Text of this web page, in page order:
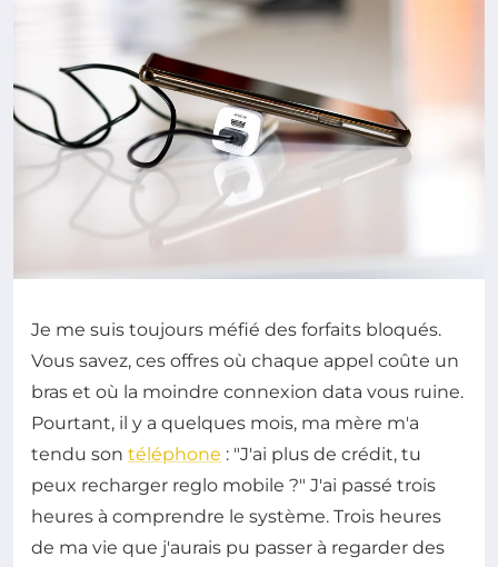
Je me suis toujours méfié des forfaits bloqués.
Vous savez, ces offres où chaque appel coûte un
bras et où la moindre connexion data vous ruine.
Pourtant, il y a quelques mois, ma mère m'a
tendu son téléphone : "J'ai plus de crédit, tu
peux recharger reglo mobile ?" J'ai passé trois
heures à comprendre le système. Trois heures
de ma vie que j'aurais pu passer à regarder des